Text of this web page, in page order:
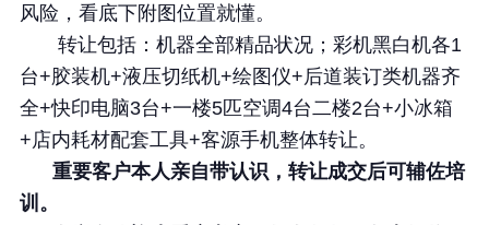
杭州下沙商务楼园区图文广告店转让
店面面积 184+60
店面租金 1.8
转让价格 42.8
预估年收入 50万以上
风险，看底下附图位置就懂。
转让包括：机器全部精品状况；彩机黑白机各1
台+胶装机+液压切纸机+绘图仪+后道装订类机器齐
全+快印电脑3台+一楼5匹空调4台二楼2台+小冰箱
+店内耗材配套工具+客源手机整体转让。
重要客户本人亲自带认识，转让成交后可辅佐培
训。